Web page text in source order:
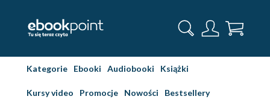
Kategorie Ebooki Audiobooki Książki
Kursy video Promocje Nowości Bestsellery